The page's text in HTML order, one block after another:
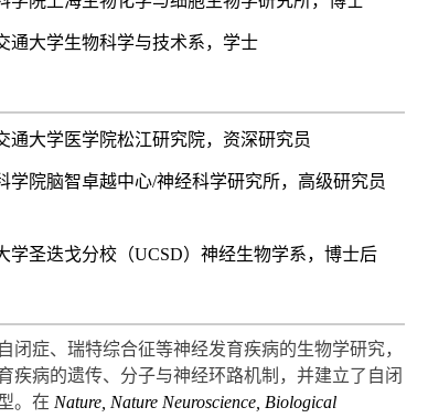
通大学生物科学与技术系，学士
通大学医学院松江研究院，资深研究员
学院脑智卓越中心/神经科学研究所，高级研究员
学圣迭戈分校 （UCSD）神经生物学系，博士后
闭症、瑞特综合征等神经发育疾病的生物学研究，
疾病的遗传、分子与神经环路机制，并建立了自闭
。在Nature, Nature Neuroscience, Biological